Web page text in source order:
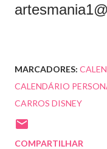
MARCADORES:
CALENDÁRIO
CARROS DISNEY
COMPARTILHAR